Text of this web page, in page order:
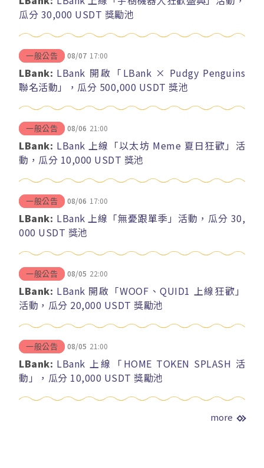
瓜分 30,000 USDT 獎勵池
一般公告 08/07 17:00
LBank: LBank 開啟「LBank × Pudgy Penguins
聯名活動」，瓜分 500,000 USDT 獎池
一般公告 08/06 21:00
LBank: LBank 上線「以太坊 Meme 夏日狂歡」活
動，瓜分 10,000 USDT 獎池
一般公告 08/06 17:00
LBank: LBank 上線「無憂跟單季」活動，瓜分 30,
000 USDT 獎池
一般公告 08/05 22:00
LBank: LBank 開啟「WOOF、QUID1 上線狂歡」
活動，瓜分 20,000 USDT 獎勵池
一般公告 08/05 21:00
LBank: LBank 上線「HOME TOKEN SPLASH 活
動」，瓜分 10,000 USDT 獎勵池
more